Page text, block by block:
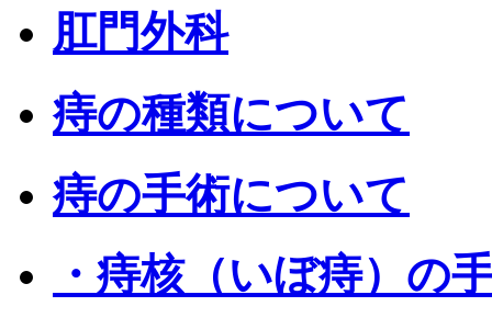
肛門外科
痔の種類について
痔の手術について
・痔核（いぼ痔）の